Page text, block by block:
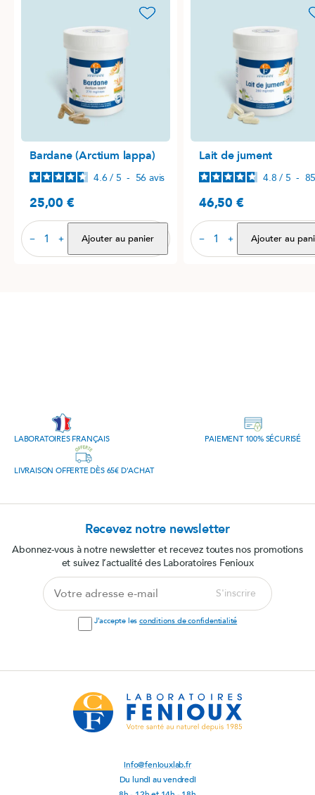
favorite_border
Bardane (Arctium lappa)
4.6 / 5 - 56avis
Prix
25,00 €
− + Ajouter au panier
Lait de jument
4.8 / 5 -
Prix
46,50 €
− + Ajouter au
LABORATOIRES FRANÇAIS PAIEMENT 100% SÉCURISÉ
LIVRAISON OFFERTE DÈS 65€ D'ACHAT
info@feniouxlab.fr
Du lundi au vendredi
Recevez notre newsletter
Abonnez-vous à notre newsletter et recevez toutes nos promotions
et suivez l’actualité des Laboratoires Fenioux
adresse
e-
S'inscrire
J'accepte les conditions de confidentialité